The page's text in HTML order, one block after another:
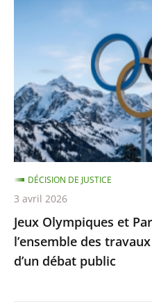
œ...
Olympiques
Paralympiques
2030
:
l’ensemble
des
travaux
n’a
pas
à
faire
l’objet
Jeux Olympiques et
l’ensemble des
d’un débat public
DÉCISION DE JUSTICE
3 avril 2026